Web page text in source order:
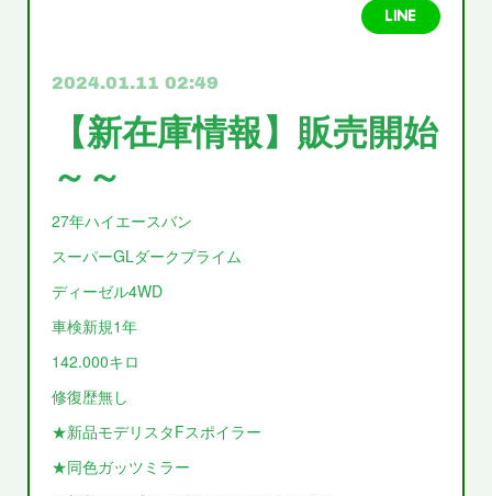
2024.01.11 02:49
【新在庫情報】販売開始
～～
27年ハイエースバン
スーパーGLダークプライム
ディーゼル4WD
車検新規1年
142.000キロ
修復歴無し
★新品モデリスタFスポイラー
★同色ガッツミラー